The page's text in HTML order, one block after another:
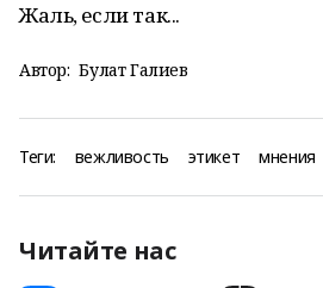
Жаль, если так...
Автор: Булат Галиев
Теги: вежливость этикет мнения
Читайте нас